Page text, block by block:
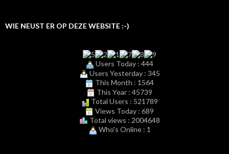
WIE NEUST ER OP DEZE WEBSITE :-)
Users Today : 444
Users Yesterday : 345
This Month : 1564
This Year : 45739
Total Users : 521789
Views Today : 689
Total views : 2004648
Who's Online : 1